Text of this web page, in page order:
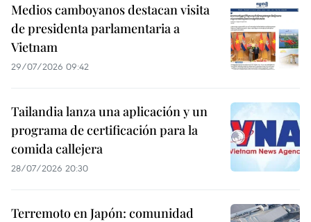
Medios camboyanos destacan visita
de presidenta parlamentaria a
Vietnam
29/07/2026 09:42
Tailandia lanza una aplicación y un
programa de certificación para la
comida callejera
28/07/2026 20:30
Terremoto en Japón: comunidad